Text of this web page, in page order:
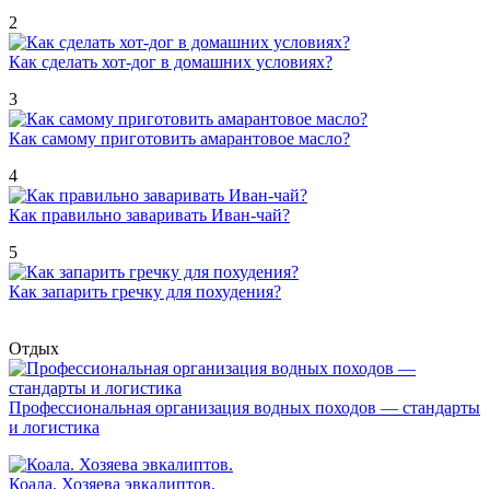
2
Как сделать хот-дог в домашних условиях?
3
Как самому приготовить амарантовое масло?
4
Как правильно заваривать Иван-чай?
5
Как запарить гречку для похудения?
Отдых
Профессиональная организация водных походов — стандарты
и логистика
Коала. Хозяева эвкалиптов.